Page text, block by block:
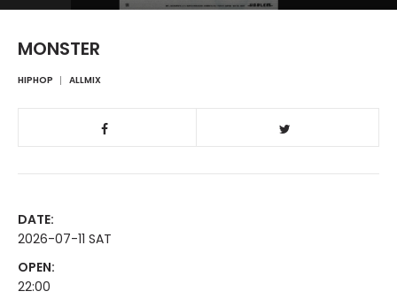
MONSTER
HIPHOP ALLMIX
DATE:
2026-07-11 SAT
OPEN:
22:00